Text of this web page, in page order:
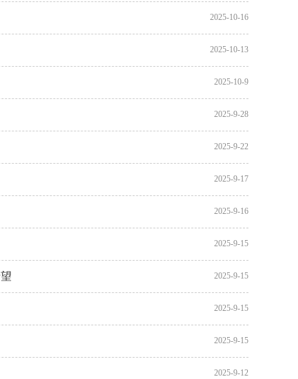
2025-10-16
2025-10-13
2025-10-9
2025-9-28
2025-9-22
2025-9-17
2025-9-16
2025-9-15
2025-9-15
2025-9-15
2025-9-15
2025-9-12